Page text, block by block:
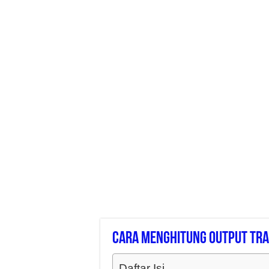
Cara Menghitung Output